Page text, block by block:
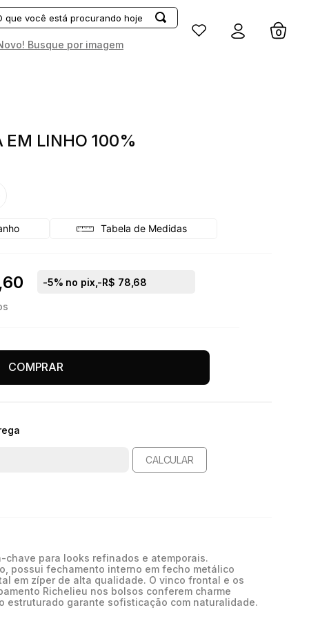
Busque por imagem
Entrar
EM LINHO 100%
Tabela de Medidas
-5% no pix, -R$ 78,68
COMPRAR
CALCULAR
chave para looks refinados e atemporais.
possui fechamento interno em fecho metálico
em zíper de alta qualidade. O vinco frontal e os
Richelieu nos bolsos conferem charme
estruturado garante sofisticação com naturalidade.